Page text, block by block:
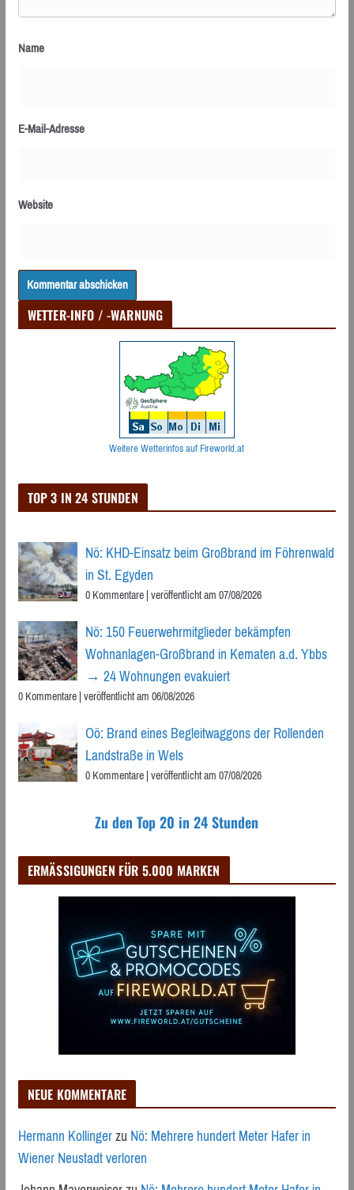
Name
E-Mail-Adresse
Website
WETTER-INFO / -WARNUNG
Weitere Wetterinfos auf Fireworld.at
TOP 3 IN 24 STUNDEN
Nö: KHD-Einsatz beim Großbrand im Föhrenwald
in St. Egyden
0 Kommentare|veröffentlicht am 07/08/2026
Nö: 150 Feuerwehrmitglieder bekämpfen
Wohnanlagen-Großbrand in Kematen a.d. Ybbs
→ 24 Wohnungen evakuiert
0 Kommentare|veröffentlicht am 06/08/2026
Oö: Brand eines Begleitwaggons der Rollenden
Landstraße in Wels
0 Kommentare|veröffentlicht am 07/08/2026
Zu den Top 20 in 24 Stunden
ERMÄSSIGUNGEN FÜR 5.000 MARKEN
NEUE KOMMENTARE
Hermann KollingerzuNö: Mehrere hundert Meter Hafer in
Wiener Neustadt verloren